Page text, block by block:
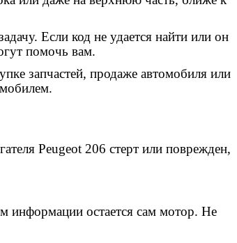
Если код не удается найти или он
помочь вам.
запчастей, продаже автомобиля или
Peugeot 206 стерт или поврежден,
информации остается сам мотор. Не